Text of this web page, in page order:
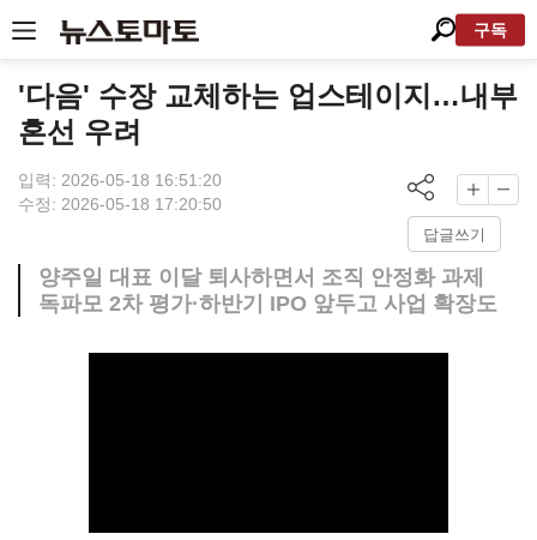
구독
'다음' 수장 교체하는 업스테이지…내부
혼선 우려
입력: 2026-05-18 16:51:20
수정: 2026-05-18 17:20:50
답글쓰기
양주일 대표 이달 퇴사하면서 조직 안정화 과제
독파모 2차 평가·하반기 IPO 앞두고 사업 확장도